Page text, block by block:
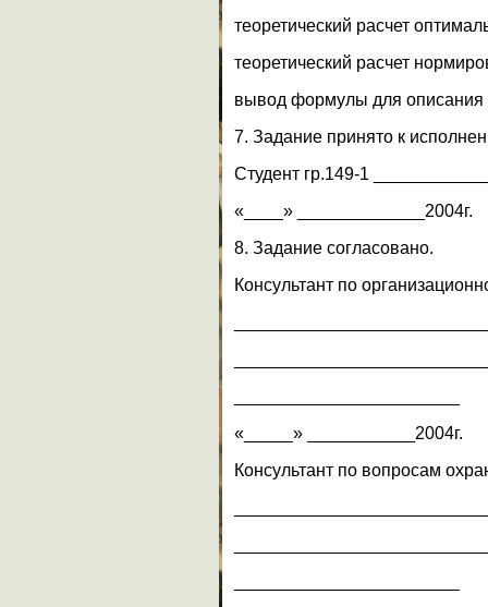
теоретический расчет
теоретический расчет
вывод формулы для описания
7. Задание принято к
Студент гр.149-1
«____» _____________2004г.
8. Задание согласовано.
Консультант по
«_____» ___________2004г.
Консультант по вопросам